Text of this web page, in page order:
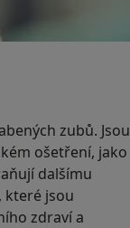
zubů. Jsou
ošetření, jako
dalšímu
které jsou
zdraví a